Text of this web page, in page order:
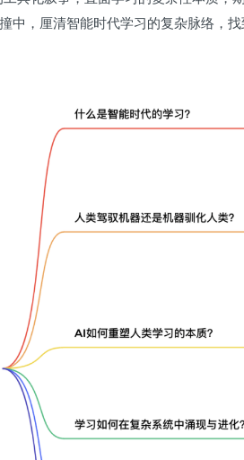
中，厘清智能时代学习的复杂脉络，找